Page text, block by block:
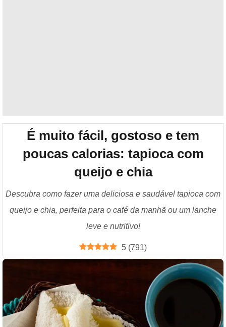
É muito fácil, gostoso e tem
poucas calorias: tapioca com
queijo e chia
Descubra como fazer uma deliciosa e saudável tapioca com
queijo e chia, perfeita para o café da manhã ou um lanche
leve e nutritivo!
5 (791)